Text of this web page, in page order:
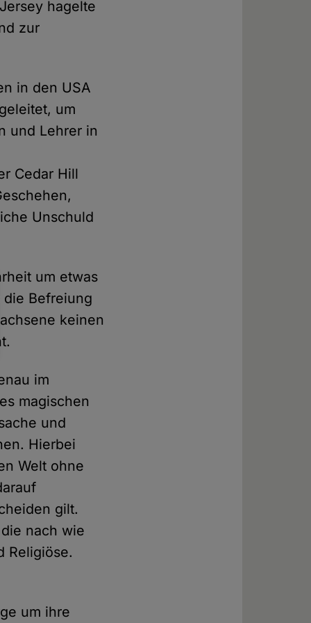
hagelte
zur
in den USA
um
und Lehrer in
Cedar Hill
Unschuld
um etwas
die Befreiung
keinen
im
magischen
und
Hierbei
Welt ohne
gilt.
nach wie
Religiöse.
um ihre